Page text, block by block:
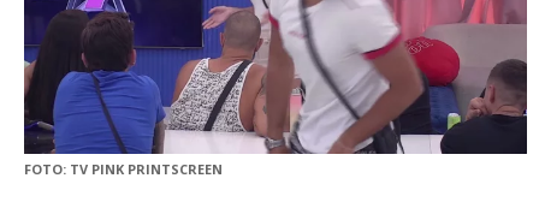
FOTO: TV PINK PRINTSCREEN